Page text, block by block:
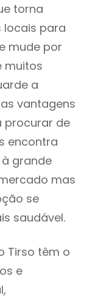
torna
locais para
mude por
muitos
a
vantagens
procurar de
encontra
grande
mas
se
saudável.
Tirso têm o
e